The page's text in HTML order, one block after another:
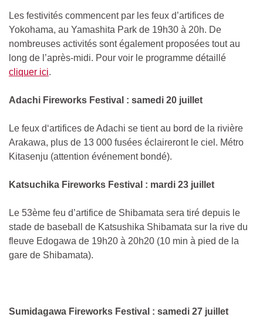
Les festivités commencent par les feux d’artifices de
Yokohama, au Yamashita Park de 19h30 à 20h. De
nombreuses activités sont également proposées tout au
long de l’après-midi. Pour voir le programme détaillé
cliquer ici.
Adachi Fireworks Festival : samedi 20 juillet
Le feux d‘artifices de Adachi se tient au bord de la rivière
Arakawa, plus de 13 000 fusées éclaireront le ciel. Métro
Kitasenju (attention événement bondé).
Katsuchika Fireworks Festival : mardi 23 juillet
Le 53ème feu d’artifice de Shibamata sera tiré depuis le
stade de baseball de Katsushika Shibamata sur la rive du
fleuve Edogawa de 19h20 à 20h20 (10 min à pied de la
gare de Shibamata).
Sumidagawa Fireworks Festival : samedi 27 juillet